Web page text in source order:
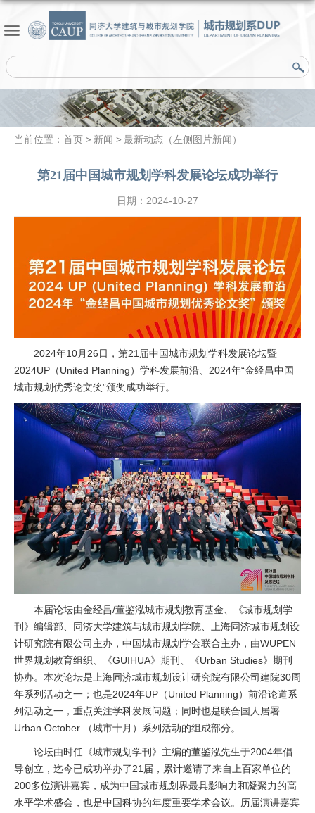
当前位置： 首页 新闻 最新动态（左侧图片新闻）
第21届中国城市规划学科发展论坛成功举行
日期：2024-10-27
2024年10月26日，第21届中国城市规划学科发展论坛暨
2024UP（United Planning）学科发展前沿、2024年“金经昌中国
城市规划优秀论文奖”颁奖成功举行。
本届论坛由金经昌/董鉴泓城市规划教育基金、《城市规划学
刊》编辑部、同济大学建筑与城市规划学院、上海同济城市规划设
计研究院有限公司主办，中国城市规划学会联合主办，由WUPEN
世界规划教育组织、《GUIHUA》期刊、《Urban Studies》期刊
协办。本次论坛是上海同济城市规划设计研究院有限公司建院30周
年系列活动之一；也是2024年UP（United Planning）前沿论道系
列活动之一，重点关注学科发展问题；同时也是联合国人居署
Urban October （城市十月）系列活动的组成部分。
论坛由时任《城市规划学刊》主编的董鉴泓先生于2004年倡
导创立，迄今已成功举办了21届，累计邀请了来自上百家单位的
200多位演讲嘉宾，成为中国城市规划界最具影响力和凝聚力的高
水平学术盛会，也是中国科协的年度重要学术会议。历届演讲嘉宾